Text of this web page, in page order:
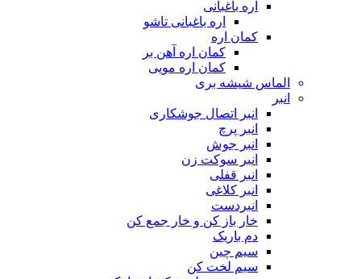
اره باغبانی
اره باغبانی تاشو
کمان اره
کمان اره آهن بر
کمان اره مویی
الماس شیشه بری
انبر
انبر اتصال جوشکاری
انبر پرچ
انبر جوش
انبر سوکت زن
انبر قفلی
انبر کلاغی
انبردست
خار باز کن و خار جمع کن
دم باریک
سیم چین
سیم لخت کن